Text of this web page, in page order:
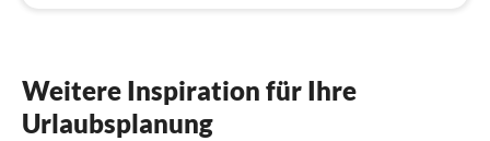
Weitere Inspiration für Ihre
Urlaubsplanung